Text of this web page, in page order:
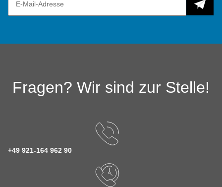
Fragen? Wir sind zur Stelle!
+49 921-164 962 90